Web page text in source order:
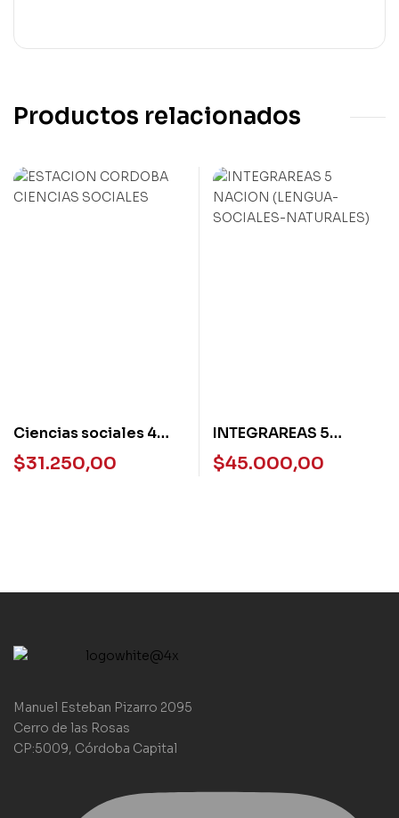
Productos relacionados
Ciencias sociales 4
Mandioca ESTACION
CORDOBA
$31.250,00
INTEGRAREAS 5
NACION (LENGUA-
SOCIALES-
$45.000,00
Manuel Esteban Pizarro 2095
Cerro de las Rosas
CP:5009, Córdoba Capital